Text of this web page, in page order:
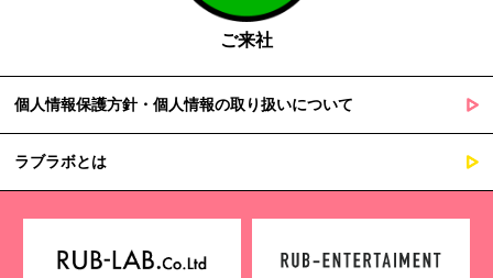
ご来社
個人情報保護方針・個人情報の取り扱いについて
ラブラボとは